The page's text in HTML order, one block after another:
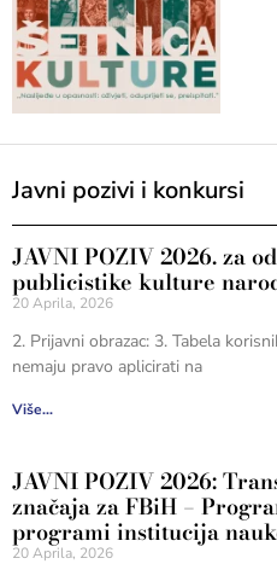
Javni pozivi i konkursi
JAVNI POZIV 2026. za
publicistike kulture
20 Aprila, 2026
2. Prijavni obrazac: 3. Tabela
nemaju pravo aplicirati na
Više...
JAVNI POZIV 2026:
značaja za FBiH –
programi institucija
20 Aprila, 2026